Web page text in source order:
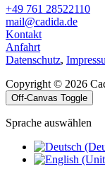
+49 761 28522110
mail@cadida.de
Kontakt
Anfahrt
Datenschutz,
Copyright © 2026
Off-Canvas Toggle
Sprache auswählen